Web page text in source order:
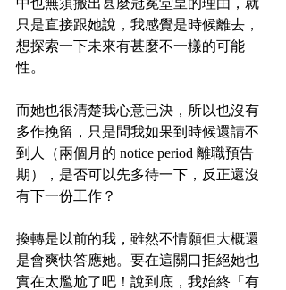
中也無須搬出甚麼冠冕堂皇的理由，就
只是直接跟她說，我感覺是時候離去，
想探索一下未來有甚麼不一樣的可能
性。
而她也很清楚我心意已決，所以也沒有
多作挽留，只是問我如果到時候還請不
到人（兩個月的 notice period 離職預告
期），是否可以先多待一下，反正還沒
有下一份工作？
換轉是以前的我，雖然不情願但大概還
是會爽快答應她。要在這關口拒絕她也
實在太尷尬了吧！說到底，我始終「有